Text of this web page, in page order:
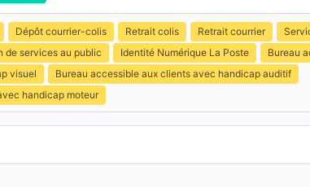
Dépôt courrier-colis Retrait colis Retrait courrier
de services au public Identité Numérique La Poste
Bureau
visuel
Bureau accessible aux clients avec handicap auditif
handicap moteur